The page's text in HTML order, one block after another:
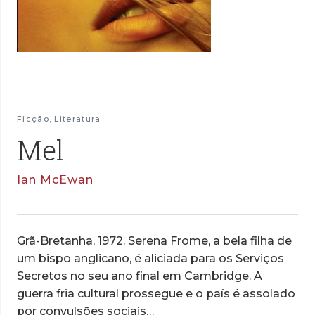
Ficção, Literatura
Mel
Ian McEwan
Grã-Bretanha, 1972. Serena Frome, a bela filha de
um bispo anglicano, é aliciada para os Serviços
Secretos no seu ano final em Cambridge. A
guerra fria cultural prossegue e o país é assolado
por convulsões sociais…